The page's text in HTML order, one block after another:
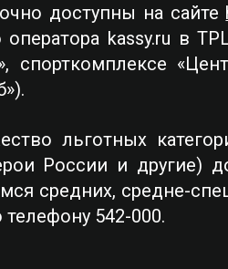
доступны на сайте
kassy.ru в
спорткомплексе
льготных
России и другие)
средних, средне-
542-000.